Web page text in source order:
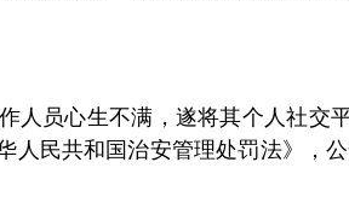
人员心生不满，遂将其个人社交
人民共和国治安管理处罚法》，